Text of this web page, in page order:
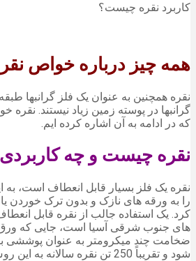
کاربرد نقره چیست؟
همه چیز درباره خواص
نقره همچنین به عنوان یک فلز گرانبها
گرانبها در پوسته زمین زیاد نیستند. نقره
که در ادامه به آن اشاره کرده ایم.
نقره چیست و چه کاربردی
نقره یک فلز بسیار قابل انعطاف است،
را به ورقه های نازک و بدون ترک خوردن
کرد. یک استفاده جالب از نقره قابل
های جنوب شرقی آسیا است، جایی که
ضخامت چند میکرومتر به عنوان پوششی
شود و تقریباً 250 تن نقره سالانه به این روش خورده می شود.